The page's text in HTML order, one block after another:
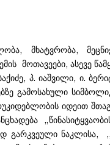
მხატვრობა,
მოთავეები, ასევე
პ. იაშვილი, ი.
გამოსახული
იდეით
ნაკლისა,